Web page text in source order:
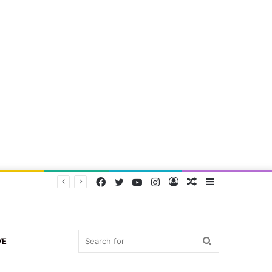
Random
Log
Instagram
YouTube
Twitter
Facebook